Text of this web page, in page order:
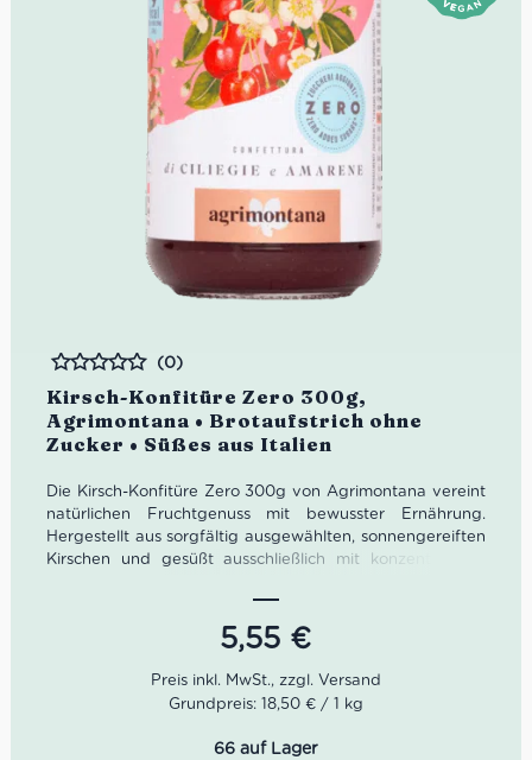
Kirsch-Konfitüre Zero 300g,
Agrimontana • Brotaufstrich ohne
Zucker • Süßes aus Italien
Bewertet
(0)
Die Kirsch-Konfitüre Zero 300g von Agrimontana vereint
natürlichen Fruchtgenuss mit bewusster Ernährung.
Hergestellt aus sorgfältig ausgewählten, sonnengereiften
Kirschen und gesüßt ausschließlich mit konzentriertem
zugesetzten Zucker aus – und dennoch mit vollem,
intensivem Kirschgeschmack. Perfekt als Brotaufstrich,
zum Verfeinern von Desserts oder als fruchtige Beigabe
zu Käse und Gebäck.
5,55 €
Grundpreis: 18,50 € / 1 kg
66 auf Lager